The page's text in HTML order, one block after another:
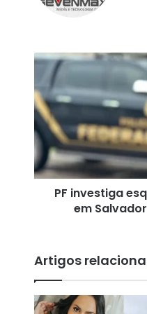
P
i
n
v
e
s
t
i
u
e
m
a
PF investiga
em
Artigos